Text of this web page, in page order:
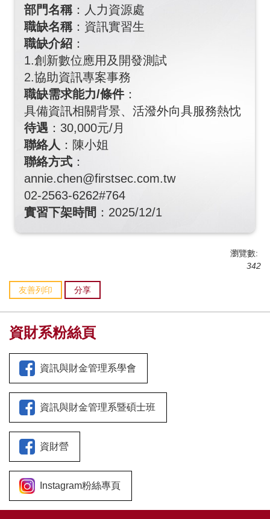
部門名稱：人力資源處
職缺名稱：資訊實習生
職缺介紹 ：
1.創新數位應用及開發測試
2.協助資訊專案事務
職缺需求能力/條件 ：
具備資訊相關背景、活潑外向具服務熱忱
待遇 ：30,000元/月
聯絡人 ：陳小姐
聯絡方式 ：
annie.chen@firstsec.com.tw
02-2563-6262#764
實習下架時間 ：2025/12/1
瀏覽數:
342
友善列印 分享
資財系粉絲頁
資訊與財金管理系學會
資訊與財金管理系暨碩士班
資財營
Instagram粉絲專頁